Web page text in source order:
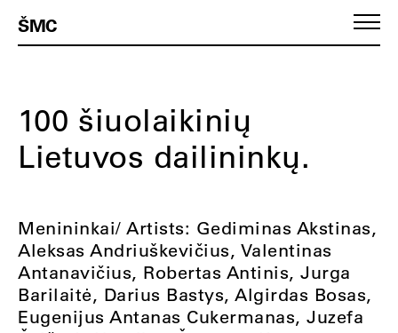
ŠMC
100 šiuolaikinių
Lietuvos dailininkų.
Menininkai/ Artists: Gediminas Akstinas,
Aleksas Andriuškevičius, Valentinas
Antanavičius, Robertas Antinis, Jurga
Barilaitė, Darius Bastys, Algirdas Bosas,
Eugenijus Antanas Cukermanas, Juzefa